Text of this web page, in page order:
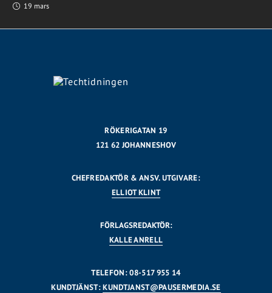
19 mars
RÖKERIGATAN 19
121 62 JOHANNESHOV
CHEFREDAKTÖR & ANSV. UTGIVARE:
ELLIOT KLINT
FÖRLAGSREDAKTÖR:
KALLE ANRELL
TELEFON: 08-517 955 14
KUNDTJÄNST:KUNDTJANST@PAUSERMEDIA.SE